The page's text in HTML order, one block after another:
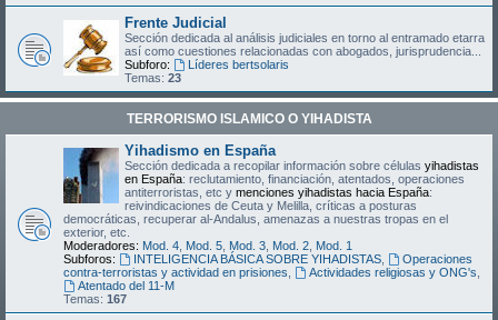
Frente Judicial
Sección dedicada al análisis judiciales en torno al entramado etarra
así como cuestiones relacionadas con abogados, jurisprudencia...
Subforo:
Líderes bertsolaris
Temas: 23
TERRORISMO ISLAMICO O YIHADISTA
Yihadismo en España
Sección dedicada a recopilar información sobre células yihadistas
en España: reclutamiento, financiación, atentados, operaciones
antiterroristas, etc y menciones yihadistas hacia España:
reivindicaciones de Ceuta y Melilla, críticas a posturas
democráticas, recuperar al-Andalus, amenazas a nuestras tropas en el
exterior, etc.
Moderadores: Mod. 4 Mod. 5 Mod. 3 Mod. 2 Mod. 1
Subforos:
INTELIGENCIA BÁSICA SOBRE YIHADISTAS,
Operaciones
contra-terroristas y actividad en prisiones
Actividades religiosas y ONG's
Atentado del 11-M
Temas: 167